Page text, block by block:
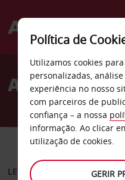
Welcome
AvisAluguer de
CARRO
LEVANTAR EM
Política de
Utilizamos cookies
personalizadas,
experiência no nosso
com parceiros de
confiança – a nossa
informação. Ao clicar
utilização de cookies.
GERIR